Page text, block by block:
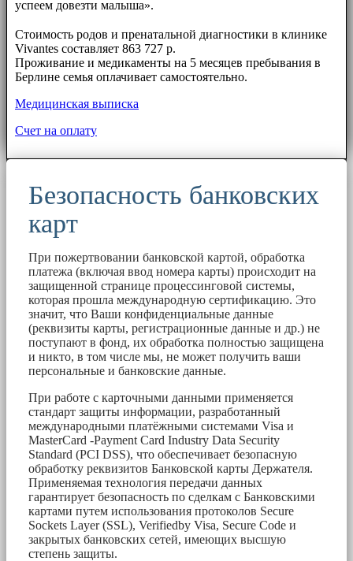
успеем довезти малыша».
Стоимость родов и пренатальной диагностики в клинике
Vivantes составляет 863 727 р.
Проживание и медикаменты на 5 месяцев пребывания в
Берлине семья оплачивает самостоятельно.
Медицинская выписка
Счет на оплату
Безопасность банковских
карт
При пожертвовании банковской картой, обработка
платежа (включая ввод номера карты) происходит на
защищенной странице процессинговой системы,
которая прошла международную сертификацию. Это
значит, что Ваши конфиденциальные данные
(реквизиты карты, регистрационные данные и др.) не
поступают в фонд, их обработка полностью защищена
и никто, в том числе мы, не может получить ваши
персональные и банковские данные.
При работе с карточными данными применяется
стандарт защиты информации, разработанный
международными платёжными системами Visa и
MasterCard -Payment Card Industry Data Security
Standard (PCI DSS), что обеспечивает безопасную
обработку реквизитов Банковской карты Держателя.
Применяемая технология передачи данных
гарантирует безопасность по сделкам с Банковскими
картами путем использования протоколов Secure
Sockets Layer (SSL), Verifiedby Visa, Secure Code и
закрытых банковских сетей, имеющих высшую
степень защиты.